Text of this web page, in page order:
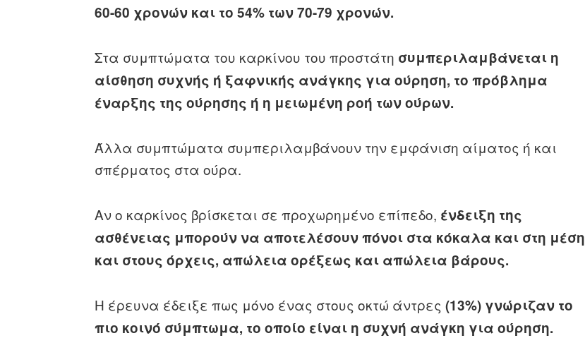
60-60 χρονών και το 54% των 70-79 χρονών.
Στα συμπτώματα του καρκίνου του προστάτη συμπεριλαμβάνεται η
αίσθηση συχνής ή ξαφνικής ανάγκης για ούρηση, το πρόβλημα
έναρξης της ούρησης ή η μειωμένη ροή των ούρων.
Άλλα συμπτώματα συμπεριλαμβάνουν την εμφάνιση αίματος ή και
σπέρματος στα ούρα.
Αν ο καρκίνος βρίσκεται σε προχωρημένο επίπεδο, ένδειξη της
ασθένειας μπορούν να αποτελέσουν πόνοι στα κόκαλα και στη μέση
και στους όρχεις, απώλεια ορέξεως και απώλεια βάρους.
Η έρευνα έδειξε πως μόνο ένας στους οκτώ άντρες(13%) γνώριζαν το
πιο κοινό σύμπτωμα, το οποίο είναι η συχνή ανάγκη για ούρηση.